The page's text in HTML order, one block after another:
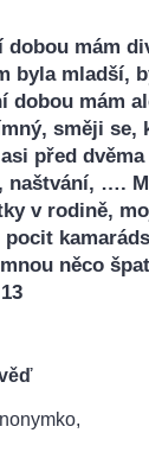
mám
byla mladší,
dobou mám
směji se,
před
naštvání, ….
v rodině,
něco